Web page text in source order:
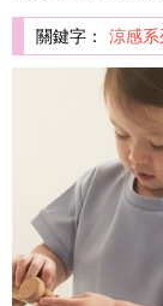
關鍵字： 涼感系